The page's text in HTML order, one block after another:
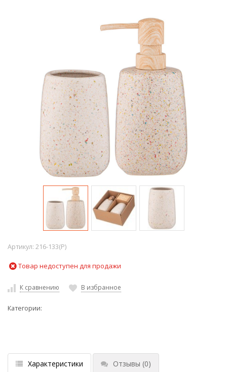
Артикул: 216-133(P)
Товар недоступен для продажи
К сравнению В избранное
Категории:
Характеристики Отзывы (0)